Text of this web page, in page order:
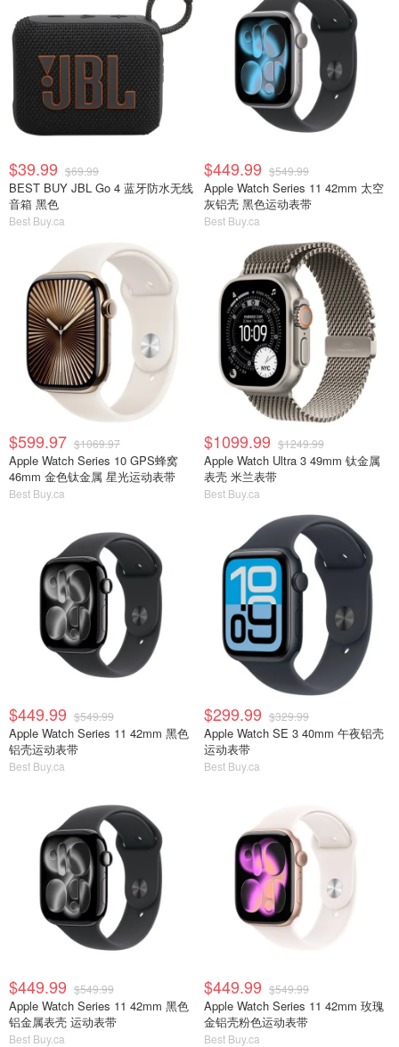
$39.99 $69.99
BEST BUY JBL Go 4 蓝牙防水无线
音箱 黑色
Best Buy.ca
$449.99 $549.99
Apple Watch Series 11 42mm 太空
灰铝壳 黑色运动表带
Best Buy.ca
$599.97 $1069.97
Apple Watch Series 10 GPS蜂窝
46mm 金色钛金属 星光运动表带
Best Buy.ca
$1099.99 $1249.99
Apple Watch Ultra 3 49mm 钛金属
表壳 米兰表带
Best Buy.ca
$449.99 $549.99
Apple Watch Series 11 42mm 黑色
铝壳运动表带
Best Buy.ca
$299.99 $329.99
Apple Watch SE 3 40mm 午夜铝壳
运动表带
Best Buy.ca
$449.99 $549.99
Apple Watch Series 11 42mm 黑色
铝金属表壳 运动表带
Best Buy.ca
$449.99 $549.99
Apple Watch Series 11 42mm 玫瑰
金铝壳粉色运动表带
Best Buy.ca